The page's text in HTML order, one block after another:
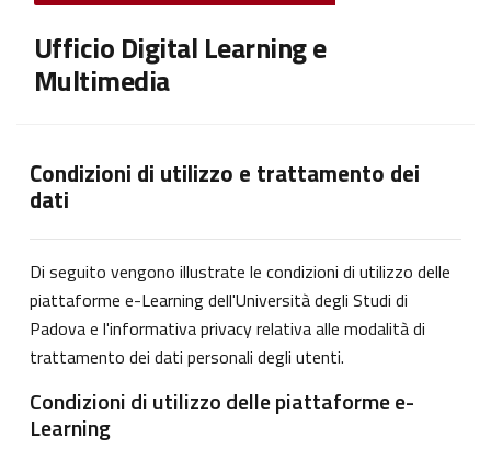
Ufficio Digital Learning e
Multimedia
Condizioni di utilizzo e trattamento dei
dati
Di seguito vengono illustrate le condizioni di utilizzo delle
piattaforme e-Learning dell'Università degli Studi di
Padova e l'informativa privacy relativa alle modalità di
trattamento dei dati personali degli utenti.
Condizioni di utilizzo delle piattaforme e-
Learning